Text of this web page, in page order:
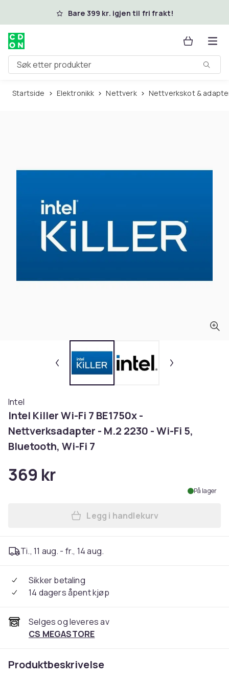
Hopp til hovedinnholdBare 399 kr. igjen til fri frakt!
Søk etter produkter
Startside Elektronikk Nettverk Nettverkskot &
Intel
Intel Killer Wi-Fi 7 BE1750x -
Nettverksadapter - M.2 2230 - Wi-Fi 5,
Bluetooth, Wi-Fi 7
369 kr
På lager
Legg Intel Killer Wi-Fi 7
Legg i handlekurv
Ti., 11 aug. - fr., 14 aug.
Sikker betaling
14 dagers åpent kjøp
Selges og leveres av
CS MEGASTORE
Produktbeskrivelse